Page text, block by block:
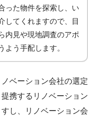
った物件を探索し、い
してくれますので、目
内見や現地調査のアポ
よう手配します。
ベーション会社の選定
携するリノベーション
し、リノベーション会